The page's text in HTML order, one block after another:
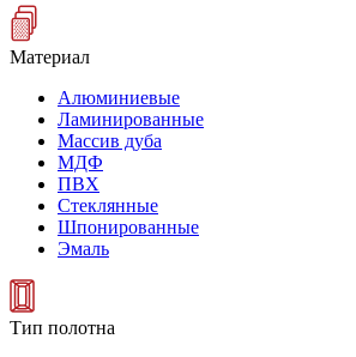
Материал
Алюминиевые
Ламинированные
Массив дуба
МДФ
ПВХ
Стеклянные
Шпонированные
Эмаль
Тип полотна